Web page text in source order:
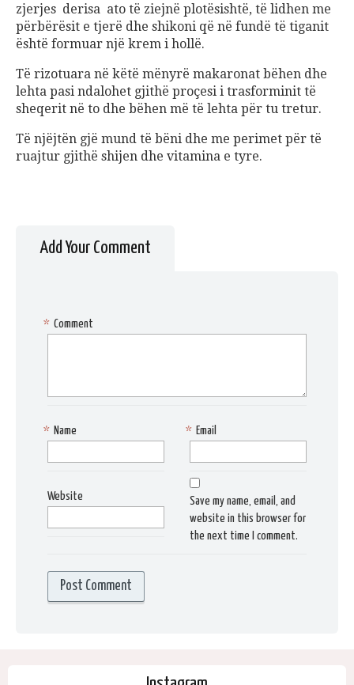
zjerjes derisa ato të ziejnë plotësishtë, të lidhen me
përbërësit e tjerë dhe shikoni që në fundë të tiganit
është formuar një krem i hollë.
Të rizotuara në këtë mënyrë makaronat bëhen dhe
lehta pasi ndalohet gjithë proçesi i trasforminit të
sheqerit në to dhe bëhen më të lehta për tu tretur.
Të njëjtën gjë mund të bëni dhe me perimet për të
ruajtur gjithë shijen dhe vitamina e tyre.
Add Your Comment
Comment
*
Name
* Email
*
Website
Save my name, email, and
website in this browser for
the next time I comment.